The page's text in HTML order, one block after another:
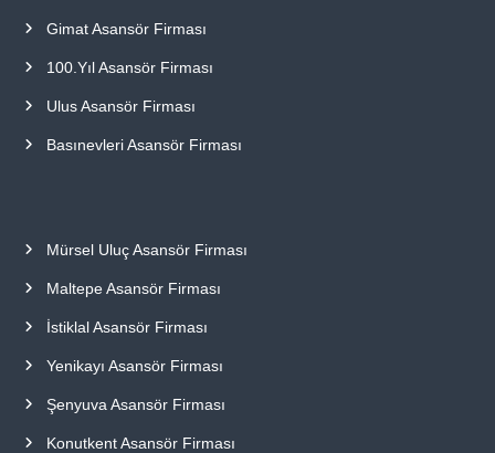
Gimat Asansör Firması
100.Yıl Asansör Firması
Ulus Asansör Firması
Basınevleri Asansör Firması
Mürsel Uluç Asansör Firması
Maltepe Asansör Firması
İstiklal Asansör Firması
Yenikayı Asansör Firması
Şenyuva Asansör Firması
Konutkent Asansör Firması